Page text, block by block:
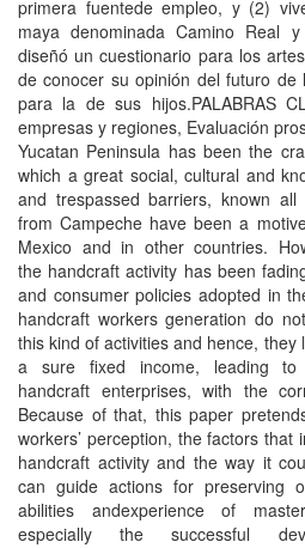
primera fuentede empleo, y (2)
maya denominada Camino Real
diseñó un cuestionario para los
de conocer su opinión del futuro de
para la de sus hijos.PALABRAS
empresas y regiones, Evaluación
Yucatan Peninsula has been the
which a great social, cultural and
and trespassed barriers, known
from Campeche have been a
Mexico and in other countries.
the handcraft activity has been
and consumer policies adopted in
handcraft workers generation do
this kind of activities and hence, they
a sure fixed income, leading
handcraft enterprises, with the
Because of that, this paper
workers’ perception, the factors
handcraft activity and the way it
can guide actions for preserving
abilities andexperience of
especially the successful